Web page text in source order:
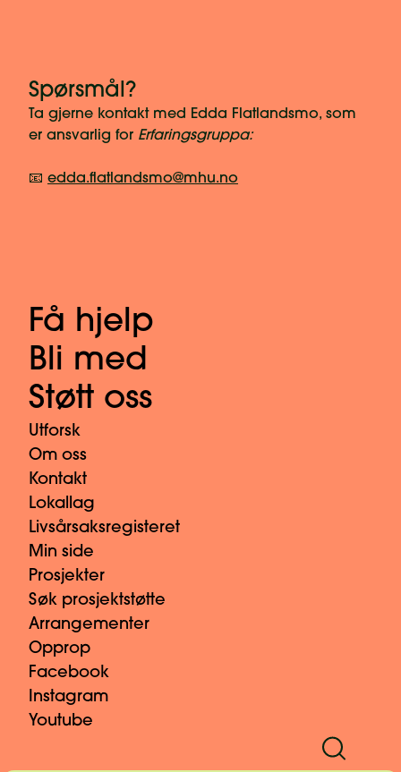
Spørsmål?
Ta gjerne kontakt med Edda Flatlandsmo, som
er ansvarlig for Erfaringsgruppa:
📧 edda.flatlandsmo@mhu.no
Få hjelp
Bli med
Støtt oss
Utforsk
Om oss
Kontakt
Lokallag
Livsårsaksregisteret
Min side
Prosjekter
Søk prosjektstøtte
Arrangementer
Opprop
Facebook
Instagram
Youtube